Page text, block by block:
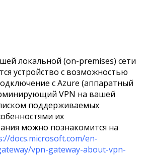
локальной (on-premises) сети
устройство с возможностью
с Azure (аппаратный
VPN на вашей
поддерживаемых
их
можно познакомится на
docs.microsoft.com/en-
vpn-gateway-about-vpn-